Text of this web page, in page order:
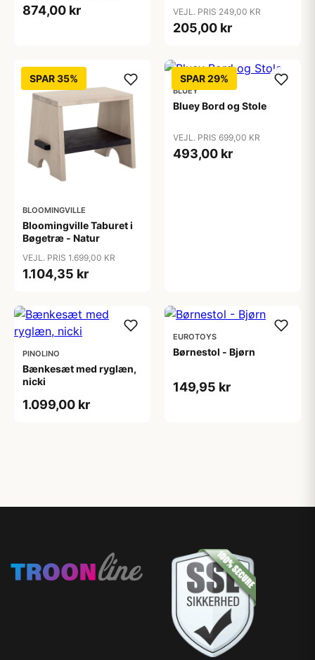
874,00 kr VEJL. PRIS 249,00 KR
205,00 kr
SPAR 35%
BLOOMINGVILLE
Bloomingville Taburet i
Bøgetræ - Natur
VEJL. PRIS 1.699,00 KR
1.104,35 kr
SPAR 29%
BLUEY
Bluey Bord og Stole
VEJL. PRIS 699,00 KR
493,00 kr
PINOLINO
Bænkesæt med ryglæn,
nicki
1.099,00 kr
EUROTOYS
Børnestol - Bjørn
149,95 kr